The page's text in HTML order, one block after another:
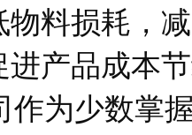
物料损耗，
产品成本
少数掌握